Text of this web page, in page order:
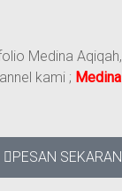
Medina
kami ;
PESAN